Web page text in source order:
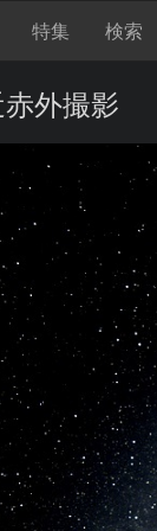
特集 検索
外撮影